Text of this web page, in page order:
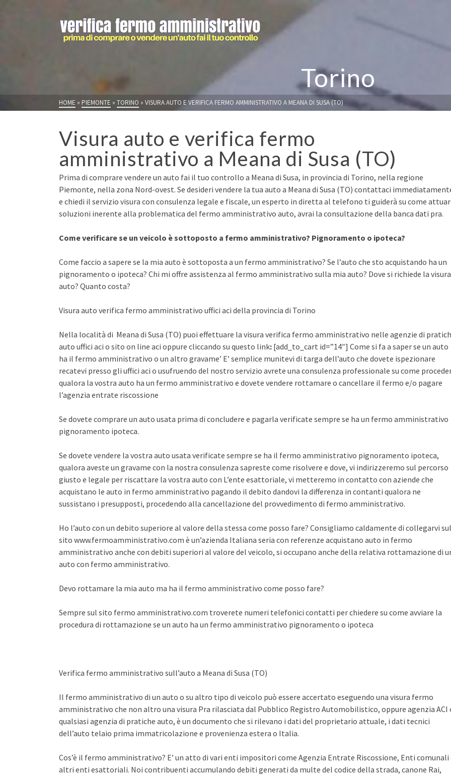
Torino
HOME » PIEMONTE » TORINO » VISURA AUTO E VERIFICA FERMO AMMINISTRATIVO A MEANA DI SUSA (TO)
Visura auto e verifica fermo
amministrativo a Meana di Susa (TO)
Prima di comprare vendere un auto fai il tuo controllo a Meana di Susa, in provincia di Torino, nella regione
Piemonte, nella zona Nord-ovest. Se desideri vendere la tua auto a Meana di Susa (TO) contattaci
e chiedi il servizio visura con consulenza legale e fiscale, un esperto in diretta al telefono ti guiderà su come
soluzioni inerente alla problematica del fermo amministrativo auto, avrai la consultazione della banca dati pra.
Come verificare se un veicolo è sottoposto a fermo amministrativo? Pignoramento o ipoteca?
Come faccio a sapere se la mia auto è sottoposta a un fermo amministrativo? Se l’auto che sto acquistando ha un
pignoramento o ipoteca? Chi mi offre assistenza al fermo amministrativo sulla mia auto? Dove si richiede la visura
auto? Quanto costa?
Visura auto verifica fermo amministrativo uffici aci della provincia di Torino
Nella località di Meana di Susa (TO) puoi effettuare la visura verifica fermo amministrativo nelle agenzie di
auto uffici aci o sito on line aci oppure cliccando su questo link: [add_to_cart id=”14″] Come si fa a saper se un auto
ha il fermo amministrativo o un altro gravame’ E’ semplice munitevi di targa dell’auto che dovete ispezionare
recatevi presso gli uffici aci o usufruendo del nostro servizio avrete una consulenza professionale su come
qualora la vostra auto ha un fermo amministrativo e dovete vendere rottamare o cancellare il fermo e/o pagare
l’agenzia entrate riscossione
Se dovete comprare un auto usata prima di concludere e pagarla verificate sempre se ha un fermo amministrativo
pignoramento ipoteca.
Se dovete vendere la vostra auto usata verificate sempre se ha il fermo amministrativo pignoramento ipoteca,
qualora aveste un gravame con la nostra consulenza sapreste come risolvere e dove, vi indirizzeremo sul percorso
giusto e legale per riscattare la vostra auto con L’ente esattoriale, vi metteremo in contatto con aziende che
acquistano le auto in fermo amministrativo pagando il debito dandovi la differenza in contanti qualora ne
sussistano i presupposti, procedendo alla cancellazione del provvedimento di fermo amministrativo.
Ho l’auto con un debito superiore al valore della stessa come posso fare? Consigliamo caldamente di collegarvi sul
sito www.fermoamministrativo.com è un’azienda Italiana seria con referenze acquistano auto in fermo
amministrativo anche con debiti superiori al valore del veicolo, si occupano anche della relativa rottamazione di
auto con fermo amministrativo.
Devo rottamare la mia auto ma ha il fermo amministrativo come posso fare?
Sempre sul sito fermo amministrativo.com troverete numeri telefonici contatti per chiedere su come avviare la
procedura di rottamazione se un auto ha un fermo amministrativo pignoramento o ipoteca
Verifica fermo amministrativo sull’auto a Meana di Susa (TO)
Il fermo amministrativo di un auto o su altro tipo di veicolo può essere accertato eseguendo una visura fermo
amministrativo che non altro una visura Pra rilasciata dal Pubblico Registro Automobilistico, oppure agenzia ACI
qualsiasi agenzia di pratiche auto, è un documento che si rilevano i dati del proprietario attuale, i dati tecnici
dell’auto telaio prima immatricolazione e provenienza estera o Italia.
Cos’è il fermo amministrativo? E’ un atto di vari enti impositori come Agenzia Entrate Riscossione, Enti comunali
altri enti esattoriali. Noi contribuenti accumulando debiti generati da multe del codice della strada, canone Rai,